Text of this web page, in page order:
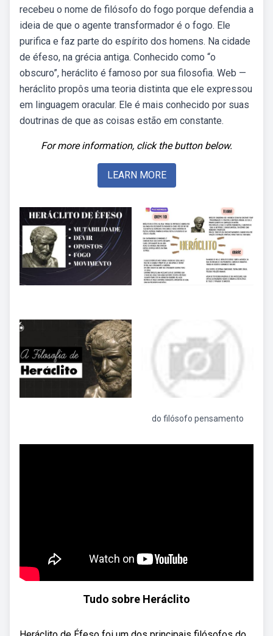
recebeu o nome de filósofo do fogo porque defendia a
ideia de que o agente transformador é o fogo. Ele
purifica e faz parte do espírito dos homens. Na cidade
de éfeso, na grécia antiga. Conhecido como “o
obscuro”, heráclito é famoso por sua filosofia. Web —
heráclito propôs uma teoria distinta que ele expressou
em linguagem oracular. Ele é mais conhecido por suas
doutrinas de que as coisas estão em constante.
For more information, click the button below.
LEARN MORE
do filósofo pensamento
Tudo sobre Heráclito